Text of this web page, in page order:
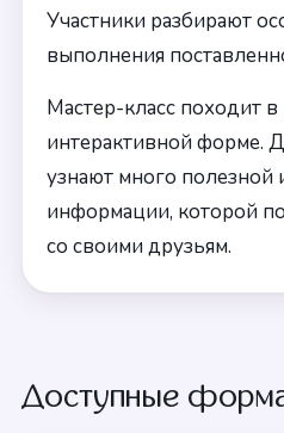
Участники разбирают
выполнения
Мастер-класс походит в
интерактивной форме.
узнают много полезной
информации, которой
со своими друзьям.
Доступные